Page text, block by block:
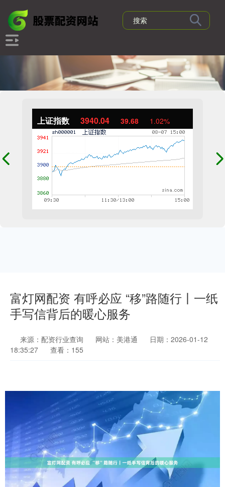
上证指数 3940.04 39.68 1.02%
富灯网配资 有呼必应 “移”路随行丨一纸
手写信背后的暖心服务
来源：配资行业查询 网站：美港通
日期：2026-01-12
18:35:27
查看：155